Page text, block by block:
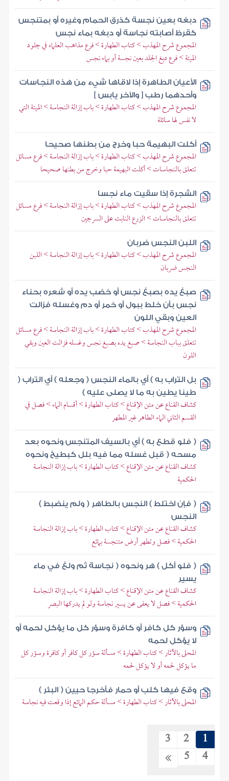
دبغه بعين نجسة كذرق الحمام وغيره أو بمتنجس
كقرظ أصابته نجاسة أو دبغه بماء نجس
المجموع شرح المهذب > كتاب الطهارة > فرع مذاهب العلماء في جلود
الميتة > فرع دبغ الجلد بعين نجسة أو بماء نجس
الأعيان الطاهرة إذا لاقاها شيء من هذه النجاسات
وأحدهما رطب [ والآخر يابس ]
المجموع شرح المهذب > كتاب الطهارة > باب إزالة النجاسة > الميتة التي
لا نفس لها سائلة
أكلت البهيمة حبا وخرج من بطنها صحيحا
المجموع شرح المهذب > كتاب الطهارة > باب إزالة النجاسة > فرع مسائل
تتعلق بالنجاسات > أكلت البهيمة حبا وخرج من بطنها صحيحا
الشجرة إذا سقيت ماء نجسا
المجموع شرح المهذب > كتاب الطهارة > باب إزالة النجاسة > فرع مسائل
تتعلق بالنجاسات > الزرع النابت على السرجين
اللبن النجس ضربان
المجموع شرح المهذب > كتاب الطهارة > باب إزالة النجاسة > اللبن
النجس ضربان
صبغ يده بصبغ نجس أو خضب يده أو شعره بحناء
نجس بأن خلط ببول أو خمر أو دم وغسله فزالت
العين وبقي اللون
المجموع شرح المهذب > كتاب الطهارة > باب إزالة النجاسة > فرع مسائل
تتعلق بباب النجاسة > صبغ يده بصبغ نجس وغسله فزالت العين وبقي
اللون
بل التراب به ) أي بالماء النجس ( وجعله ) أي التراب (
طينا يطين به ما لا يصلى عليه )
كشاف القناع عن متن الإقناع > كتاب الطهارة > أقسام الماء > فصل في
القسم الثاني الماء الطاهر غير المطهر
( فلو قطع به ) أي بالسيف المتنجس ونحوه بعد
مسحه ( قبل غسله مما فيه بلل كبطيخ ونحوه
كشاف القناع عن متن الإقناع > كتاب الطهارة > باب إزالة النجاسة
الحكمية
( فإن اختلط ) النجس بالطاهر ( ولم ينضبط )
النجس
كشاف القناع عن متن الإقناع > كتاب الطهارة > باب إزالة النجاسة
الحكمية > فصل وتطهر أرض متنجسة بمائع
( فلو أكل ) هر ونحوه ( نجاسة ثم ولغ في ماء
يسير
كشاف القناع عن متن الإقناع > كتاب الطهارة > باب إزالة النجاسة
الحكمية > فصل لا يعفى عن يسير نجاسة ولو لم يدركها البصر
وسؤر كل كافر أو كافرة وسؤر كل ما يؤكل لحمه أو
لا يؤكل لحمه
المحلى بالآثار > كتاب الطهارة > مسألة سؤر كل كافر أو كافرة وسؤر كل
ما يؤكل لحمه أو لا يؤكل لحمه
وقع فيها كلب أو حمار فأخرجا حيين ( البئر )
المحلى بالآثار > كتاب الطهارة > مسألة حكم المائع إذا وقعت فيه نجاسة
1
2
3
4
5